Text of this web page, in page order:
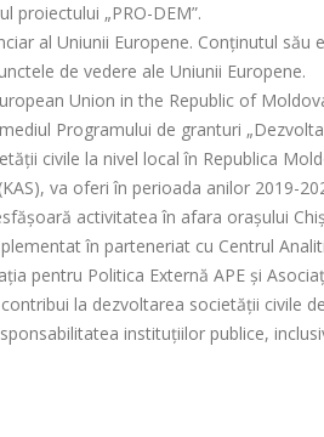
proiectului „PRO-DEM”.
al Uniunii Europene. Conținutul său
de vedere ale Uniunii Europene.
Union in the Republic of
Programului de granturi
civile la nivel local în Republica
va oferi în perioada anilor 2019-
activitatea în afara orașului
în parteneriat cu Centrul
pentru Politica Externă APE și
la dezvoltarea societății civile
instituțiilor publice,